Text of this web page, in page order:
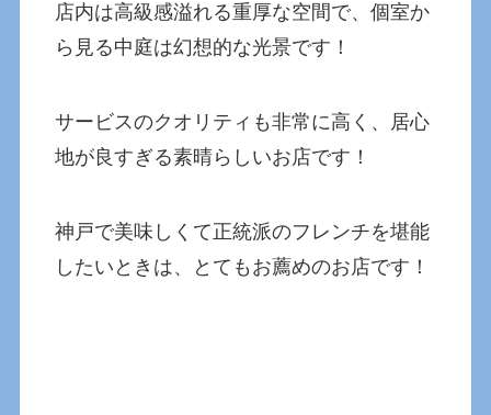
店内は高級感溢れる重厚な空間で、個室か
ら見る中庭は幻想的な光景です！
サービスのクオリティも非常に高く、居心
地が良すぎる素晴らしいお店です！
神戸で美味しくて正統派のフレンチを堪能
したいときは、とてもお薦めのお店です！